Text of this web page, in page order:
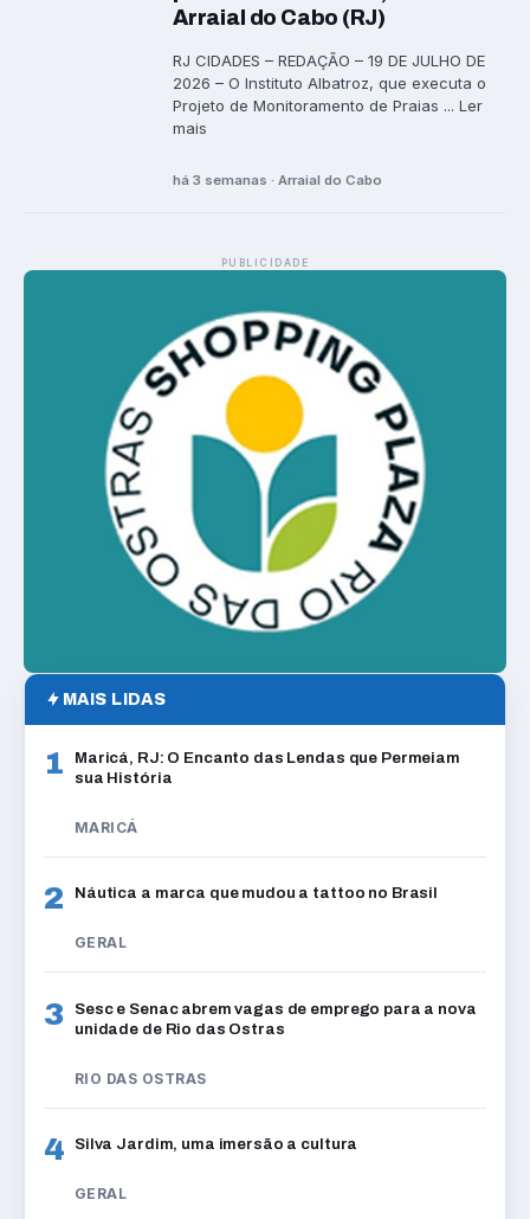
Arraial do Cabo (RJ)
RJ CIDADES – REDAÇÃO – 19 DE JULHO DE
2026 – O Instituto Albatroz, que executa o
Projeto de Monitoramento de Praias ... Ler
mais
há 3 semanas · Arraial do Cabo
PUBLICIDADE
MAIS LIDAS
1
Maricá, RJ: O Encanto das Lendas que Permeiam
sua História
MARICÁ
2 Náutica a marca que mudou a tattoo no Brasil
GERAL
3
Sesc e Senac abrem vagas de emprego para a nova
unidade de Rio das Ostras
RIO DAS OSTRAS
4 Silva Jardim, uma imersão a cultura
GERAL